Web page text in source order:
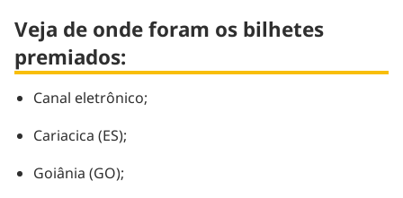
Veja de onde foram os bilhetes
premiados:
Canal eletrônico;
Cariacica (ES);
Goiânia (GO);